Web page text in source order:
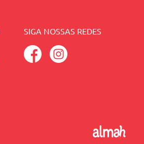
SIGA NOSSAS REDES